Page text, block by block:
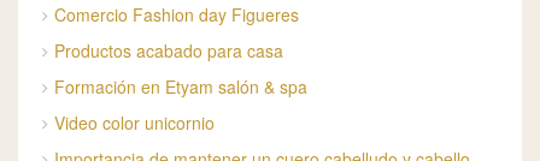
Comercio Fashion day Figueres
Productos acabado para casa
Formación en Etyam salón & spa
Video color unicornio